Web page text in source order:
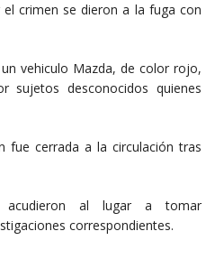
crimen se dieron a la fuga con
vehiculo Mazda, de color rojo,
sujetos desconocidos quienes
fue cerrada a la circulación tras
acudieron al lugar a tomar
correspondientes.